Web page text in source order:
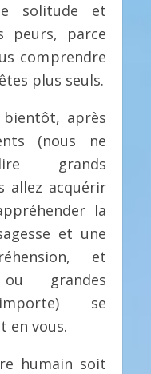
solitude et
peurs, parce
comprendre
plus seuls.
bientôt, après
(nous ne
grands
allez acquérir
la
et une
et
grandes
se
en vous.
humain soit